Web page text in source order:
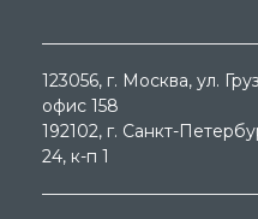
123056, г. Москва, ул.
офис 158
192102, г. Санкт-
24, к-п 1